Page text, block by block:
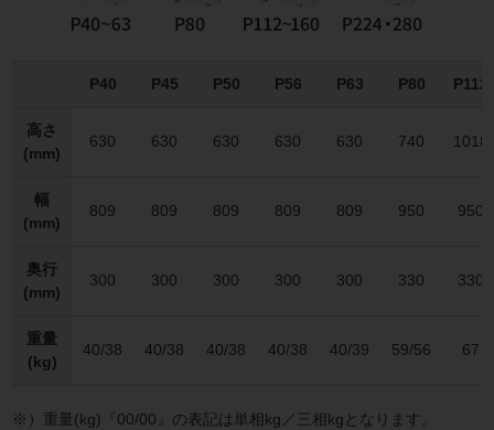
P40 P45 P50 P56 P63 P80 P112
高さ
(mm)
630 630 630 630 630 740 1018
幅
(mm)
809 809 809 809 809 950 950
奥行
(mm)
300 300 300 300 300 330 330
重量
(kg)
40/38 40/38 40/38 40/38 40/39 59/56 67
※）重量(kg)『00/00』の表記は単相kg／三相kgとなります。